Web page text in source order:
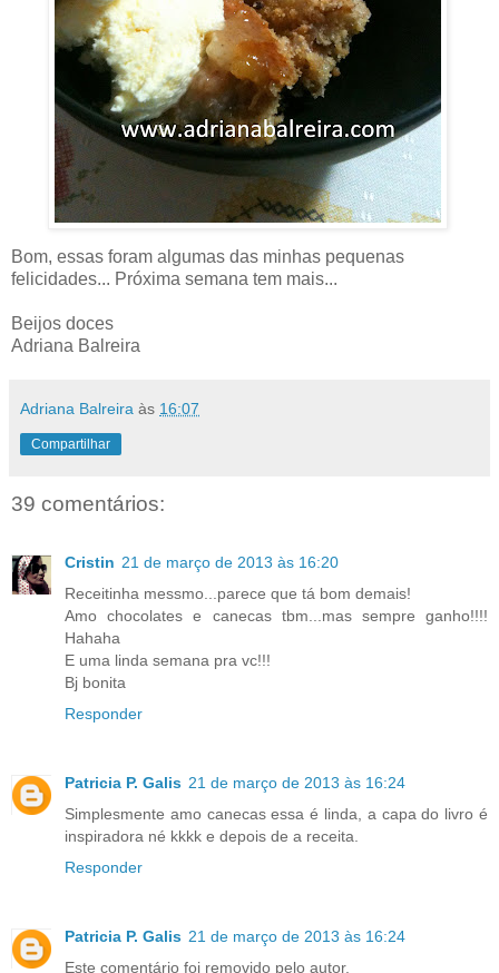
Bom, essas foram algumas das minhas pequenas
felicidades... Próxima semana tem mais...
Beijos doces
Adriana Balreira
Adriana Balreira às 16:07
Compartilhar
39 comentários:
Cristin 21 de março de 2013 às 16:20
Receitinha messmo...parece que tá bom demais!
Amo chocolates e canecas tbm...mas sempre ganho!!!!
Hahaha
E uma linda semana pra vc!!!
Bj bonita
Responder
Patricia P. Galis 21 de março de 2013 às 16:24
Simplesmente amo canecas essa é linda, a capa do livro é
inspiradora né kkkk e depois de a receita.
Responder
Patricia P. Galis 21 de março de 2013 às 16:24
Este comentário foi removido pelo autor.